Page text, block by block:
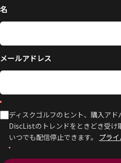
名
メールアドレス
ディスクゴルフのヒント、購入アド
DiscListのトレンドをときどき受け
いつでも配信停止できます。 プラ